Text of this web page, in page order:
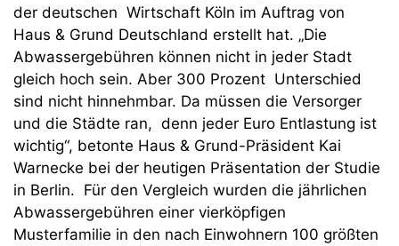
der deutschen Wirtschaft Köln im Auftrag von
Haus & Grund Deutschland erstellt hat. „Die
Abwassergebühren können nicht in jeder Stadt
gleich hoch sein. Aber 300 Prozent Unterschied
sind nicht hinnehmbar. Da müssen die Versorger
und die Städte ran, denn jeder Euro Entlastung ist
wichtig“, betonte Haus & Grund-Präsident Kai
Warnecke bei der heutigen Präsentation der Studie
in Berlin. Für den Vergleich wurden die jährlichen
Abwassergebühren einer vierköpfigen
Musterfamilie in den nach Einwohnern 100 größten